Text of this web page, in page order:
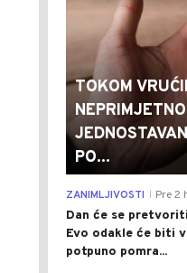
TOKOM
PO...
ZANIMLJIVOSTI Pre 2
Dan će se
Evo odakle će biti
potpuno pomra...